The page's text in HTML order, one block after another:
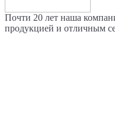
Почти 20 лет наша
продукцией и отличным